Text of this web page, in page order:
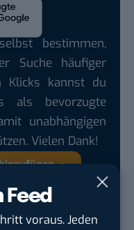
voraus. Jeden
bestimmen,
Suche häufiger
Klicks kannst du
als bevorzugte
unabhängigen
Vielen Dank!
(Marek Hoffmann)